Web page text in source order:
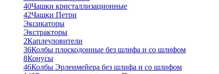
40Чашки кристаллизационные
42Чашки Петри
Эксикаторы
Экстракторы
2Каплеуловители
36Колбы плоскодонные без шлифа и со шлифом
8Конусы
46Колбы Эрленмейера без шлифа и со шлифом